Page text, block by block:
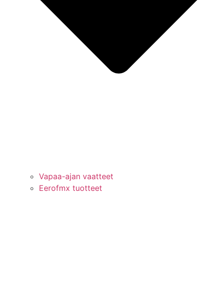
Vapaa-ajan vaatteet
Eerofmx tuotteet